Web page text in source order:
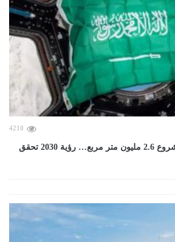
4210
ترامب يغزو السعودية بمشروع 2.6 مليون متر مربع… رؤية 2030 تحقق